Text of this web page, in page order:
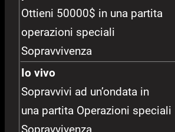
Ottieni 50000$ in una partita
operazioni speciali
Sopravvivenza
Io vivo
Sopravvivi ad un’ondata in
una partita Operazioni speciali